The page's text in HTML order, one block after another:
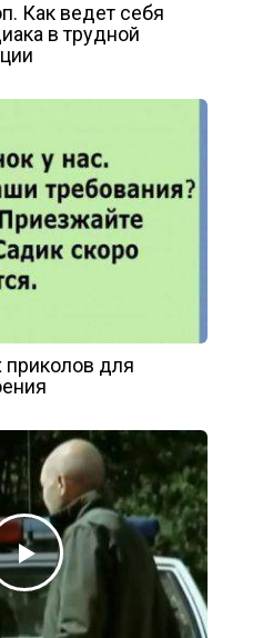
Как ведет себя
в трудной
приколов для